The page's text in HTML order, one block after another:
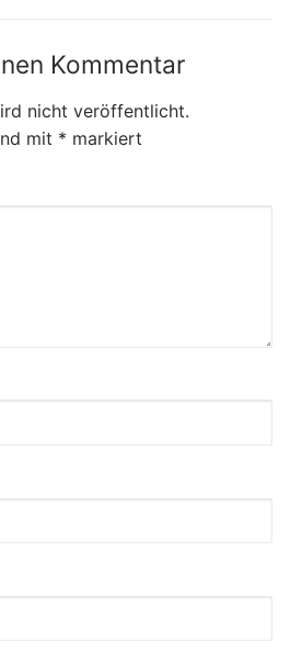
Kommentar
nicht veröffentlicht.
mit * markiert